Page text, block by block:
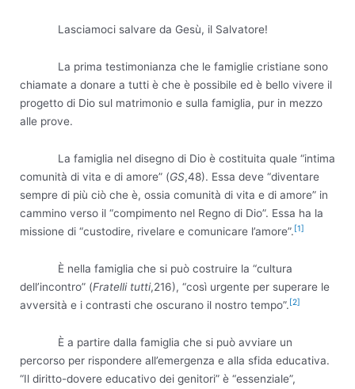
Lasciamoci salvare da Gesù, il Salvatore!
La prima testimonianza che le famiglie cristiane sono
chiamate a donare a tutti è che è possibile ed è bello vivere il
progetto di Dio sul matrimonio e sulla famiglia, pur in mezzo
alle prove.
La famiglia nel disegno di Dio è costituita quale “intima
comunità di vita e di amore” (GS,48). Essa deve “diventare
sempre di più ciò che è, ossia comunità di vita e di amore” in
cammino verso il “compimento nel Regno di Dio”. Essa ha la
missione di “custodire, rivelare e comunicare l’amore”.[1]
È nella famiglia che si può costruire la “cultura
dell’incontro” (Fratelli tutti,216), “così urgente per superare le
avversità e i contrasti che oscurano il nostro tempo”.[2]
È a partire dalla famiglia che si può avviare un
percorso per rispondere all’emergenza e alla sfida educativa.
“Il diritto-dovere educativo dei genitori” è “essenziale”,